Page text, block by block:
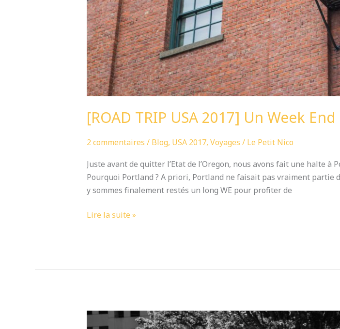
[ROAD TRIP USA 2017] Un Week
2 commentaires / Blog, USA 2017, Voyages / Le Petit Nico
Juste avant de quitter l’Etat de l’Oregon, nous avons fait une halte à
Pourquoi Portland ? A priori, Portland ne faisait pas vraiment partie
y sommes finalement restés un long WE pour profiter de
Lire la suite »
[PROJET